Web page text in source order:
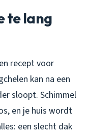
te lang
recept voor
kan na een
sloopt. Schimmel
en je huis wordt
een slecht dak